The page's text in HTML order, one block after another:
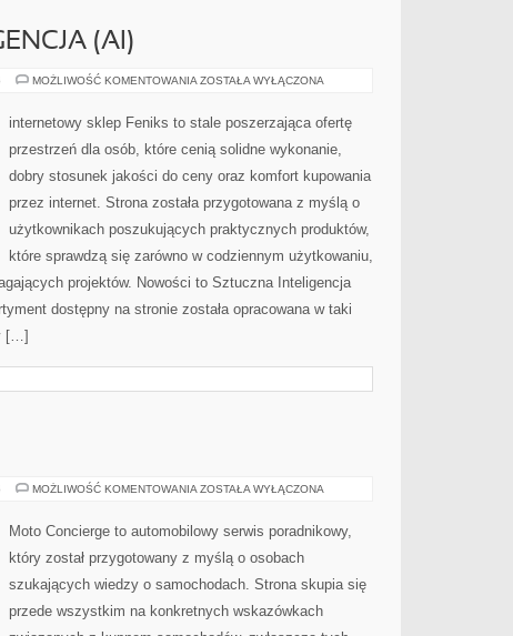
(AI)
MOŻLIWOŚĆ KOMENTOWANIA SZTUCZNA
ZOSTAŁA WYŁĄCZONA
internetowy sklep Feniks to stale poszerzająca ofertę
przestrzeń dla osób, które cenią solidne wykonanie,
dobry stosunek jakości do ceny oraz komfort kupowania
przez internet. Strona została przygotowana z myślą o
użytkownikach poszukujących praktycznych produktów,
które sprawdzą się zarówno w codziennym użytkowaniu,
projektów. Nowości to Sztuczna Inteligencja
dostępny na stronie została opracowana w taki
[…]
MOŻLIWOŚĆ KOMENTOWANIA MOTORYZACJA
ZOSTAŁA WYŁĄCZONA
Moto Concierge to automobilowy serwis poradnikowy,
który został przygotowany z myślą o osobach
szukających wiedzy o samochodach. Strona skupia się
przede wszystkim na konkretnych wskazówkach